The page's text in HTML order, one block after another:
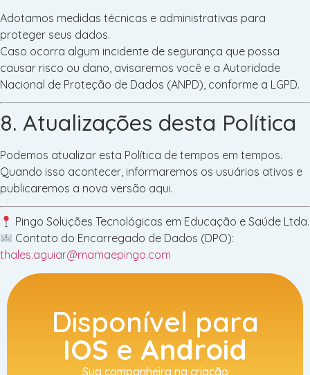
Adotamos medidas técnicas e administrativas para
proteger seus dados.
Caso ocorra algum incidente de segurança que possa
causar risco ou dano, avisaremos você e a Autoridade
Nacional de Proteção de Dados (ANPD), conforme a LGPD.
8. Atualizações desta Política
Podemos atualizar esta Política de tempos em tempos.
Quando isso acontecer, informaremos os usuários ativos e
publicaremos a nova versão aqui.
Pingo Soluções Tecnológicas em Educação e Saúde Ltda.
Contato do Encarregado de Dados (DPO):
thales.aguiar@mamaepingo.com
Disponível para
IOS e Android
Sua companheira na criação